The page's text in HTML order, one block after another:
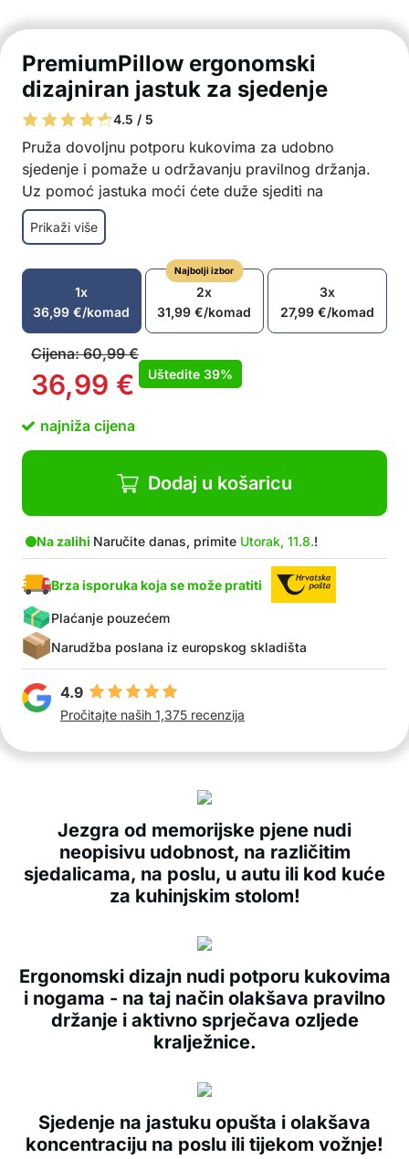
PremiumPillow ergonomski
dizajniran jastuk za sjedenje
4.5 / 5
Pruža dovoljnu potporu kukovima za udobno
sjedenje i pomaže u održavanju pravilnog držanja.
Uz pomoć jastuka moći ćete duže sjediti na
sjedalicama bez brige o ozljedama kralježnice!
Ergonomski oblik
Nudi potporu kukovima i nogama
Pomaže održati pravilno držanje
Nevjerojatno udoban jastuk
Opušta i olakšava koncentraciju
Pogodan za korištenje u automobilu, na poslu ili
kod kuće
Prozračni materijali
Prikaži više
1x
36,99€/komad
Najbolji izbor
2x
31,99€/komad
3x
27,99€/komad
Cijena:60,99€
36,99 € Uštedite 39%
najniža cijena
Dodaj u košaricu
Na zalihi Naručite danas, primite Utorak, 11.8.!
Brza isporuka koja se može pratiti
Plaćanje pouzećem
Narudžba poslana iz europskog skladišta
4.9
Pročitajte naših 1,375 recenzija
Jezgra od memorijske pjene nudi
neopisivu udobnost, na različitim
sjedalicama, na poslu, u autu ili kod kuće
za kuhinjskim stolom!
Ergonomski dizajn nudi potporu kukovima
i nogama - na taj način olakšava pravilno
držanje i aktivno sprječava ozljede
kralježnice.
Sjedenje na jastuku opušta i olakšava
koncentraciju na poslu ili tijekom vožnje!